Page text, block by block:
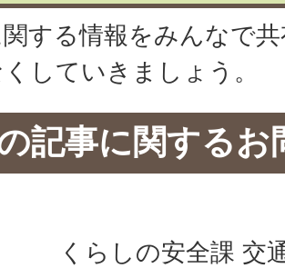
する情報をみんなで
していきましょう。
記事に関するお
くらしの安全課 交